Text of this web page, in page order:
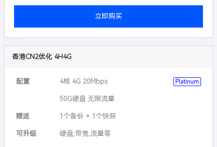
立即购买
香港CN2优化 4H4G
配置 4核 4G 20Mbps Platinum
50G硬盘 无限流量
赠送 1个备份 + 1个快照
可升级 硬盘,带宽,流量等